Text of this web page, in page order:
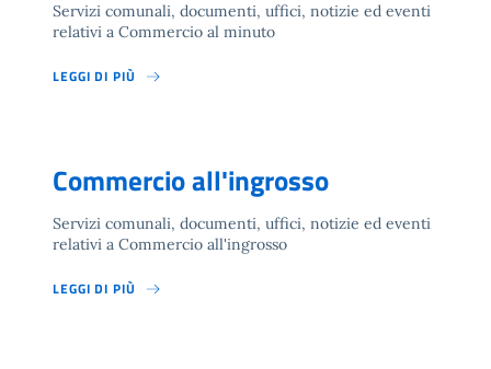
Servizi comunali, documenti, uffici, notizie ed eventi
relativi a Commercio al minuto
LEGGI DI PIÙ
Commercio all'ingrosso
Servizi comunali, documenti, uffici, notizie ed eventi
relativi a Commercio all'ingrosso
LEGGI DI PIÙ